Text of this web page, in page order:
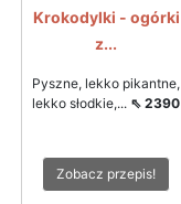
Krokodylki - ogórki
z...
Pyszne, lekko pikantne,
lekko słodkie,... ⇖ 2390
Zobacz przepis!